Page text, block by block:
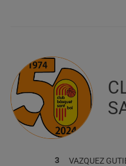
3 VAZQUEZ